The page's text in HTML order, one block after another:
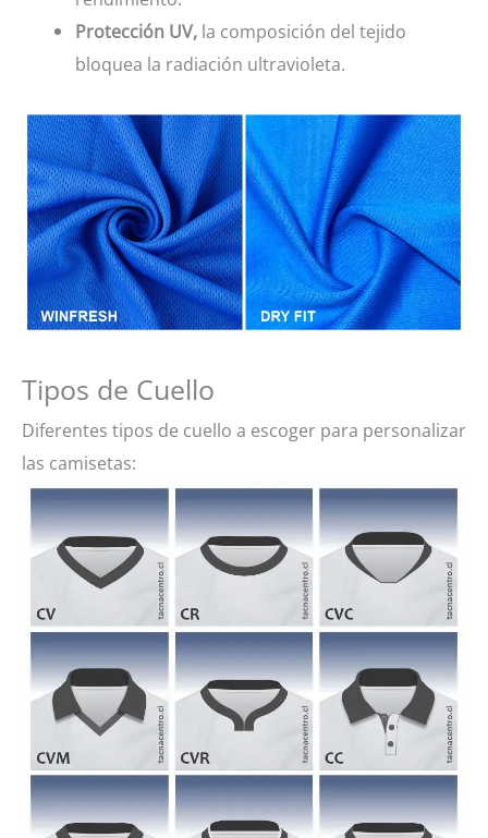
Protección UV, la composición del tejido
bloquea la radiación ultravioleta.
Tipos de Cuello
Diferentes tipos de cuello a escoger para personalizar
las camisetas: